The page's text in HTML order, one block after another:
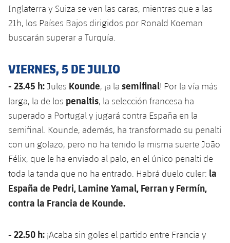
Inglaterra y Suiza se ven las caras, mientras que a las
21h, los Países Bajos dirigidos por Ronald Koeman
buscarán superar a Turquía.
VIERNES, 5 DE JULIO
- 23.45 h: Jules Kounde, ¡a la semifinal! Por la vía más
larga, la de los penaltis, la selección francesa ha
superado a Portugal y jugará contra España en la
semifinal. Kounde, además, ha transformado su penalti
con un golazo, pero no ha tenido la misma suerte João
Félix, que le ha enviado al palo, en el único penalti de
toda la tanda que no ha entrado. Habrá duelo culer: la
España de Pedri, Lamine Yamal, Ferran y Fermín,
contra la Francia de Kounde.
- 22.50 h: ¡Acaba sin goles el partido entre Francia y